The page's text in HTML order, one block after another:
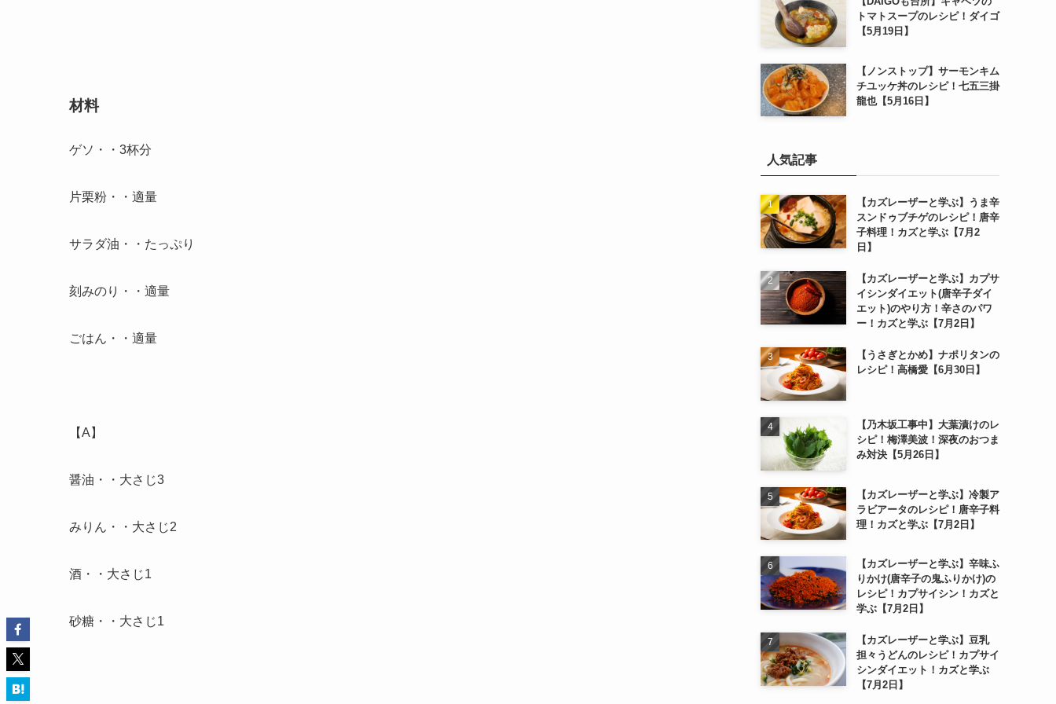
材料
ゲソ・・3杯分
片栗粉・・適量
サラダ油・・たっぷり
刻みのり・・適量
ごはん・・適量
【A】
醤油・・大さじ3
みりん・・大さじ2
酒・・大さじ1
砂糖・・大さじ1
トマトスープのレシピ！ダイゴ
【5月19日】
【ノンストップ】サーモンキム
チユッケ丼のレシピ！七五三掛
龍也【5月16日】
人気記事
【カズレーザーと学ぶ】うま辛
スンドゥブチゲのレシピ！唐辛
子料理！カズと学ぶ【7月2
日】
【カズレーザーと学ぶ】カプサ
イシンダイエット(唐辛子ダイ
エット)のやり方！辛さのパワ
ー！カズと学ぶ【7月2日】
【うさぎとかめ】ナポリタンの
レシピ！高橋愛【6月30日】
【乃木坂工事中】大葉漬けのレ
シピ！梅澤美波！深夜のおつま
み対決【5月26日】
【カズレーザーと学ぶ】冷製ア
ラビアータのレシピ！唐辛子料
理！カズと学ぶ【7月2日】
【カズレーザーと学ぶ】辛味ふ
りかけ(唐辛子の鬼ふりかけ)の
レシピ！カプサイシン！カズと
学ぶ【7月2日】
【カズレーザーと学ぶ】豆乳
担々うどんのレシピ！カプサイ
シンダイエット！カズと学ぶ
【7月2日】